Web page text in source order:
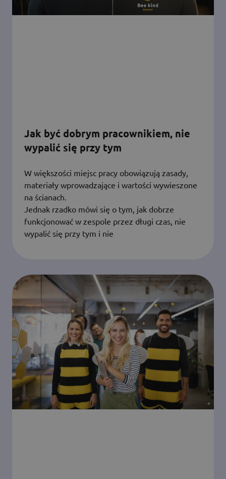
Jak być dobrym pracownikiem, nie
wypalić się przy tym
W większości miejsc pracy obowiązują zasady,
materiały wprowadzające i wartości wywieszone
na ścianach.
Jednak rzadko mówi się o tym, jak dobrze
funkcjonować w zespole przez długi czas, nie
wypalić się przy tym i nie